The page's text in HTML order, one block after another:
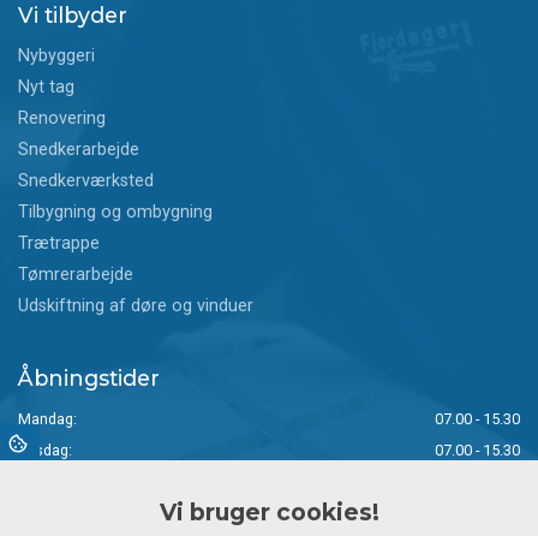
Vi tilbyder
Nybyggeri
Nyt tag
Renovering
Snedkerarbejde
Snedkerværksted
Tilbygning og ombygning
Trætrappe
Tømrerarbejde
Udskiftning af døre og vinduer
Åbningstider
Mandag:
07.00 - 15.30
Tirsdag:
07.00 - 15.30
Vi bruger cookies!